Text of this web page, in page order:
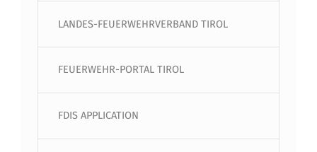
LANDES-FEUERWEHRVERBAND TIROL
FEUERWEHR-PORTAL TIROL
FDIS APPLICATION